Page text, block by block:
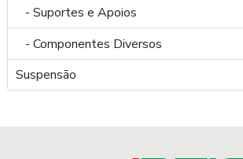
- Suportes e Apoios
- Componentes Diversos
Suspensão